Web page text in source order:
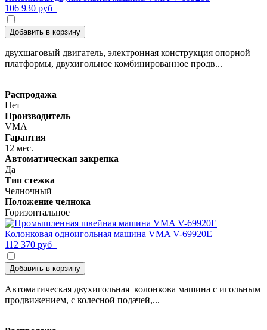
106 930 руб
Добавить в корзину
двухшаговый двигатель, электронная конструкция опорной
платформы, двухигольное комбинированное продв...
Распродажа
Нет
Производитель
VMA
Гарантия
12 мес.
Автоматическая закрепка
Да
Тип стежка
Челночный
Положение челнока
Горизонтальное
Колонковая одноигольная машина VMA V-69920Е
112 370 руб
Добавить в корзину
Автоматическая двухигольная колонкова машина с игольным
продвижением, с колесной подачей,...